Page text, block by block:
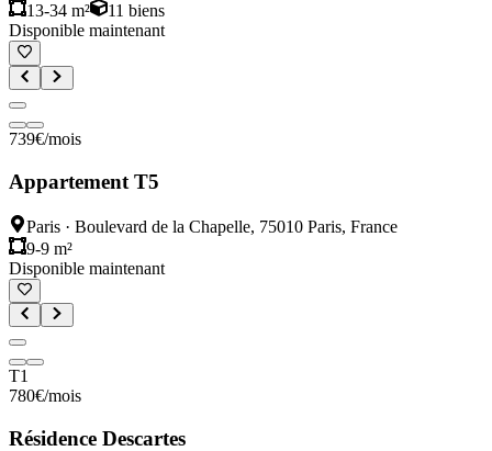
13-34 m²
11 biens
Disponible maintenant
739€/mois
Appartement T5
Paris · Boulevard de la Chapelle, 75010 Paris, France
9-9 m²
Disponible maintenant
T1
780€/mois
Résidence Descartes